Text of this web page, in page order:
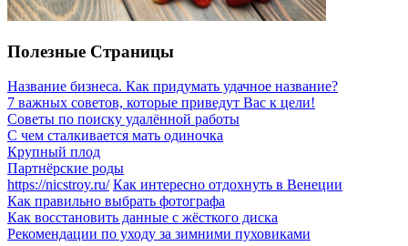
Полезные Страницы
Название бизнеса. Как придумать удачное название?
7 важных советов, которые приведут Вас к цели!
Советы по поиску удалённой работы
С чем сталкивается мать одиночка
Крупный плод
Партнёрские роды
https://nicstroy.ru/ Как интересно отдохнуть в Венеции
Как правильно выбрать фотографа
Как восстановить данные с жёсткого диска
Рекомендации по уходу за зимними пуховиками